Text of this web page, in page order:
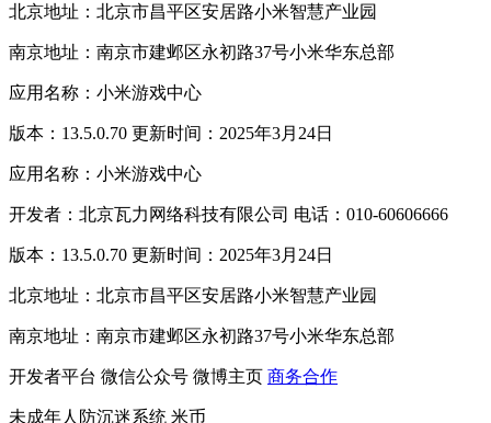
北京地址：北京市昌平区安居路小米智慧产业园
南京地址：南京市建邺区永初路37号小米华东总部
应用名称：小米游戏中心
版本：13.5.0.70 更新时间：2025年3月24日
应用名称：小米游戏中心
开发者：北京瓦力网络科技有限公司 电话：010-60606666
版本：13.5.0.70 更新时间：2025年3月24日
北京地址：北京市昌平区安居路小米智慧产业园
南京地址：南京市建邺区永初路37号小米华东总部
开发者平台 微信公众号 微博主页 商务合作
未成年人防沉迷系统 米币